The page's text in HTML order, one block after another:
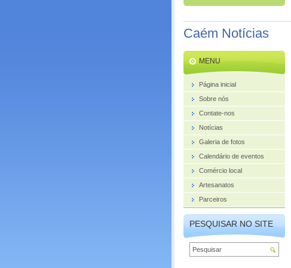
Caém Notícias
MENU
Página inicial
Sobre nós
Contate-nos
Notícias
Galeria de fotos
Calendário de eventos
Comércio local
Artesanatos
Parceiros
PESQUISAR NO SITE